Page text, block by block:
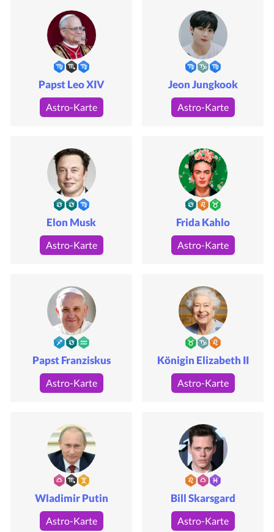
Papst Leo XIV
Astro-Karte
Jeon Jungkook
Astro-Karte
Elon Musk
Astro-Karte
Frida Kahlo
Astro-Karte
Papst Franziskus
Astro-Karte
Königin Elizabeth II
Astro-Karte
Wladimir Putin
Astro-Karte
Bill Skarsgard
Astro-Karte